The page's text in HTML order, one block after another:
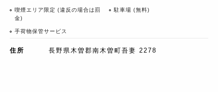
喫煙エリア限定 (違反の場合は罰
金)
駐車場 (無料)
手荷物保管サービス
住所 長野県木曽郡南木曽町吾妻 2278